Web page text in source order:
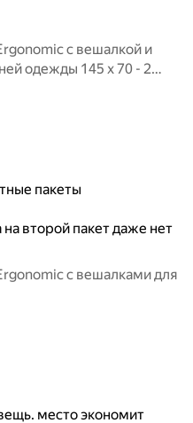
с вешалкой и
одежды 145 х 70 - 2
пакеты
второй пакет даже нет
с вешалками для
место экономит